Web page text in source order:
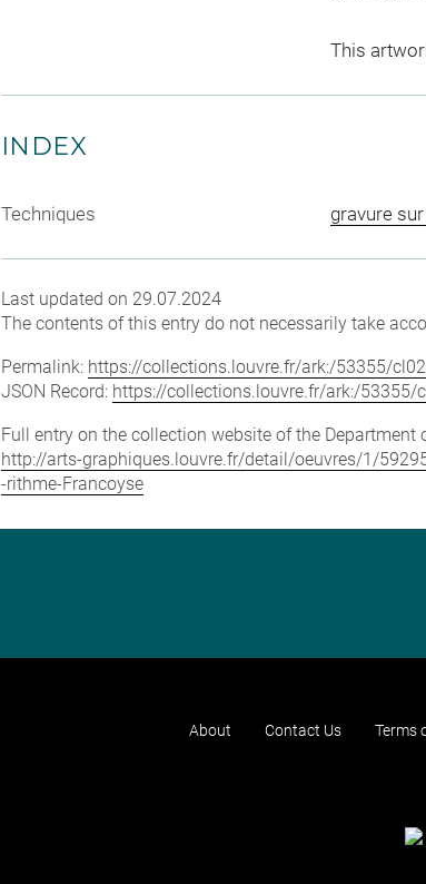
This
INDEX
Techniques gravure
Last updated on 29.07.2024
The contents of this entry do not necessarily take
Permalink: https://collections.louvre.fr/ark:/53355/
JSON Record: https://collections.louvre.fr/ark:/53355/
Full entry on the collection website of the Department
http://arts-graphiques.louvre.fr/detail/oeuvres/1/
-rithme-Francoyse
About Contact Us Terms